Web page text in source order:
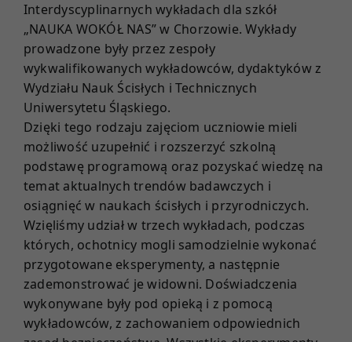
PROJEKTY
KONTAKT
Interdyscyplinarnych wykładach dla szkół
„NAUKA WOKÓŁ NAS” w Chorzowie. Wykłady
prowadzone były przez zespoły
wykwalifikowanych wykładowców, dydaktyków z
Wydziału Nauk Ścisłych i Technicznych
Uniwersytetu Śląskiego.
Dzięki tego rodzaju zajęciom uczniowie mieli
możliwość uzupełnić i rozszerzyć szkolną
podstawę programową oraz pozyskać wiedzę na
temat aktualnych trendów badawczych i
osiągnięć w naukach ścisłych i przyrodniczych.
Wzięliśmy udział w trzech wykładach, podczas
których, ochotnicy mogli samodzielnie wykonać
przygotowane eksperymenty, a następnie
zademonstrować je widowni. Doświadczenia
wykonywane były pod opieką i z pomocą
wykładowców, z zachowaniem odpowiednich